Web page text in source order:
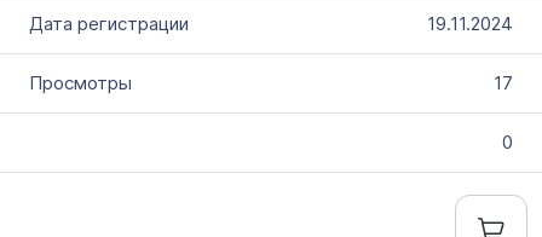
19.11.2024
17
0